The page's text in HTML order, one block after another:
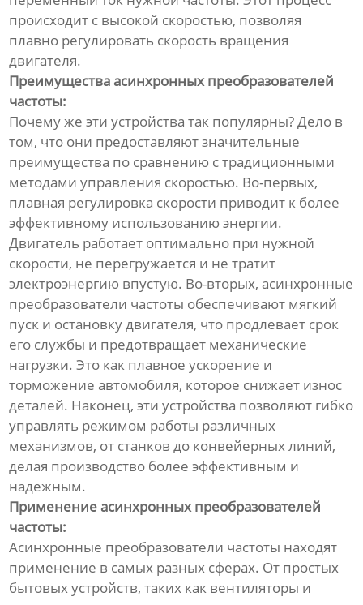
происходит с высокой скоростью, позволяя
плавно регулировать скорость вращения
двигателя.
Преимущества асинхронных преобразователей
частоты:
Почему же эти устройства так популярны? Дело в
том, что они предоставляют значительные
преимущества по сравнению с традиционными
методами управления скоростью. Во-первых,
плавная регулировка скорости приводит к более
эффективному использованию энергии.
Двигатель работает оптимально при нужной
скорости, не перегружается и не тратит
электроэнергию впустую. Во-вторых, асинхронные
преобразователи частоты обеспечивают мягкий
пуск и остановку двигателя, что продлевает срок
его службы и предотвращает механические
нагрузки. Это как плавное ускорение и
торможение автомобиля, которое снижает износ
деталей. Наконец, эти устройства позволяют гибко
управлять режимом работы различных
механизмов, от станков до конвейерных линий,
делая производство более эффективным и
надежным.
Применение асинхронных преобразователей
частоты:
Асинхронные преобразователи частоты находят
применение в самых разных сферах. От простых
бытовых устройств, таких как вентиляторы и